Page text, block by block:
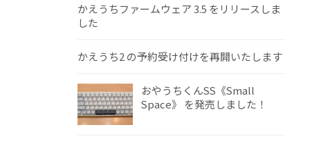
かえうちファームウェア 3.5 をリリースしま
した
かえうち2 の予約受け付けを再開いたします
おやうちくんSS《Small
Space》 を発売しました！